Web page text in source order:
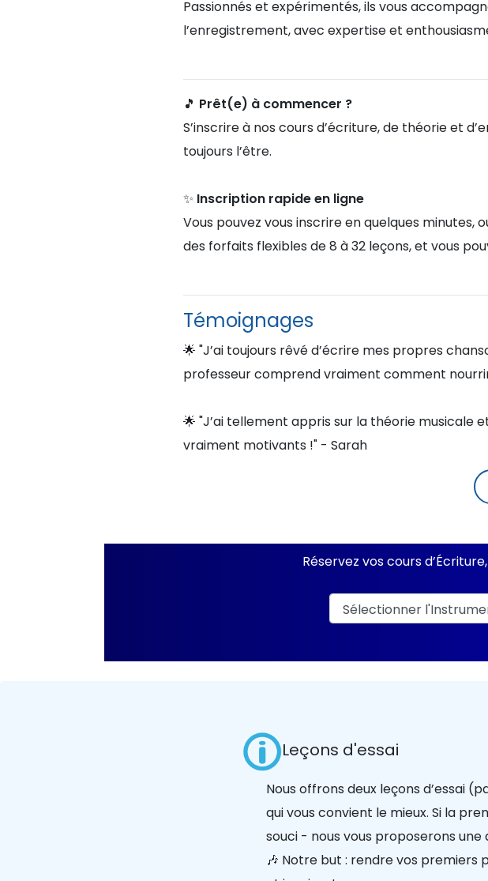
Passionnés et expérimentés, ils vous
l’enregistrement, avec expertise et
🎵 Prêt(e) à commencer ?
S’inscrire à nos cours d’écriture, de théorie et
toujours l’être.
✨ Inscription rapide en ligne
Vous pouvez vous inscrire en quelques minutes,
des forfaits flexibles de 8 à 32 leçons, et vous
Témoignages
🌟 "J’ai toujours rêvé d’écrire mes propres
professeur comprend vraiment comment
🌟 "J’ai tellement appris sur la théorie musicale
vraiment motivants !" - Sarah
Réservez vos cours
Leçons d'essai
Nous offrons deux leçons d’essai
qui vous convient le mieux. Si la
souci - nous vous proposerons
🎶 Notre but : rendre vos premiers